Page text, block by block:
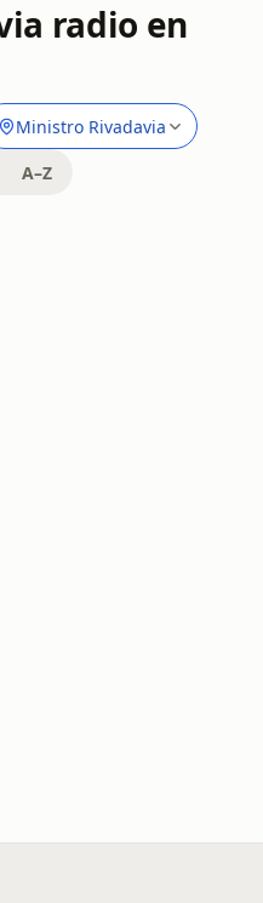
radio en
Ministro Rivadavia
A–Z